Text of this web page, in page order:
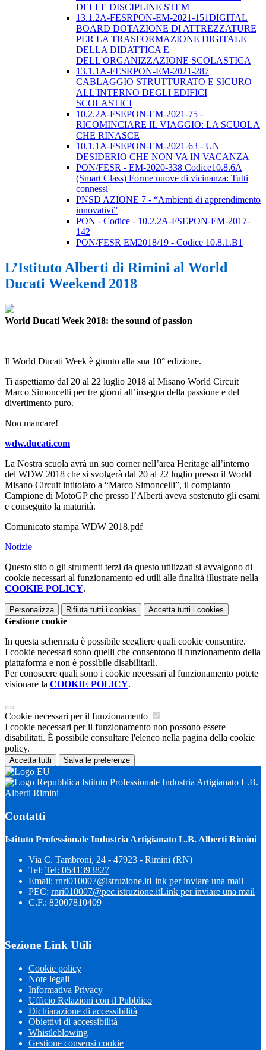
DELLE DISCIPLINE STEM
13.1.2A-FESRPON-EM-2021-151DIGITAL
BOARD DOTAZIONE DI ATTREZZATURE
PER LA TRASFORMAZIONE DIGITALE
DELLA DIDATTICA E
DELL'ORGANIZZAZIONE SCOLASTICA
13.1.1A-FESRPON-EM-2021-287
CABLAGGIO STRUTTURATO E SICURO
ALL'INTERNO DEGLI EDIFICI
SCOLASTICI
10.2.2A-FSEPON-EM-2021-75 -
RICOMINCIARE IL VIAGGIO: LA SCUOLA
CHE RINASCE
10.1.1A-FSEPON-EM-2021-63 - UN
DESIDERIO CHE NON VA IN VACANZA
PON/FESR - EM-2020-338 Codice10.8.6A
(Smart Class) Forme nuove di vicinanza: Tutti
connessi
PNSD AZIONE 7 - “Ambienti di apprendimento
innovativi”
PON - Codice - 10.2.2A-FSEPON-EM-2017-
142
PON/FESR EM2018/19 - Codice 10.8.1.B1
L’Istituto Alberti di Rimini al World
Ducati Weekend 2018
World Ducati Week 2018: the sound of passion
Il World Ducati Week è giunto alla sua 10° edizione.
Ti aspettiamo dal 20 al 22 luglio 2018 al Misano World Circuit
Marco Simoncelli per tre giorni all’insegna della passione e del
divertimento puro.
Non mancare!
wdw.ducati.com
La Nostra scuola avrà un suo corner nell’area Heritage all’interno
del WDW 2018 che si svolgerà dal 20 al 22 luglio presso il World
Misano Circuit intitolato a “Marco Simoncelli”, il compianto
Campione di MotoGP che presso l’Alberti aveva sostenuto gli esami
e conseguito la maturità.
Comunicato stampa WDW 2018.pdf
Notizie
Questo sito o gli strumenti terzi da questo utilizzati si avvalgono di
cookie necessari al funzionamento ed utili alle finalità illustrate nella
COOKIE POLICY.
Personalizza Rifiuta tutti i cookies Accetta tutti i cookies
Gestione cookie
In questa schermata è possibile scegliere quali cookie consentire.
I cookie necessari sono quelli che consentono il funzionamento della
piattaforma e non è possibile disabilitarli.
Per conoscere quali sono i cookie necessari al funzionamento potete
visionare la COOKIE POLICY.
Cookie necessari per il funzionamento
I cookie necessari per il funzionamento non possono essere
disabilitati. È possibile consultare l'elenco nella pagina della cookie
policy.
Accetta tutti Salva le preferenze
Istituto Professionale Industria Artigianato L.B.
Alberti Rimini
Contatti
Istituto Professionale Industria Artigianato L.B. Alberti Rimini
Via C. Tambroni, 24 - 47923 - Rimini (RN)
Tel: Tel: 0541393827
Email: rnri010007@istruzione.itLink per inviare una mail
PEC: rnri010007@pec.istruzione.itLink per inviare una mail
C.F.: 82007810409
Sezione Link Utili
Cookie policy
Note legali
Informativa Privacy
Ufficio Relazioni con il Pubblico
Dichiarazione di accessibilità
Obiettivi di accessibilità
Whistleblowing
Gestione consensi cookie